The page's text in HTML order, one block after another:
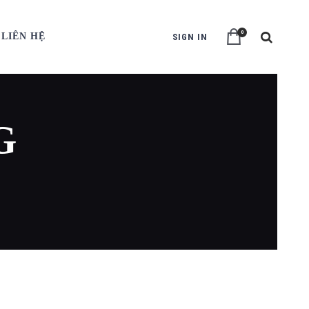
LIÊN HỆ SIGN IN 0